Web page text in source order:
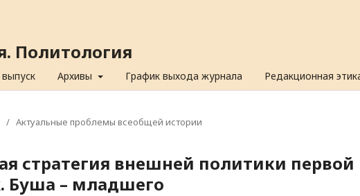
Политология
Архивы График выхода журнала Редакционная
/ Актуальные проблемы всеобщей истории
стратегия внешней политики первой
Буша – младшего